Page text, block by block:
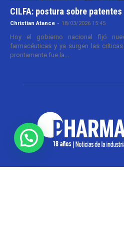
CILFA: postura sobre patentes
Christian Atance - 18/03/2026 15:45
Hoy el gobierno nacional fijó
farmacéuticas y ya surgen las
prontamente fue la...